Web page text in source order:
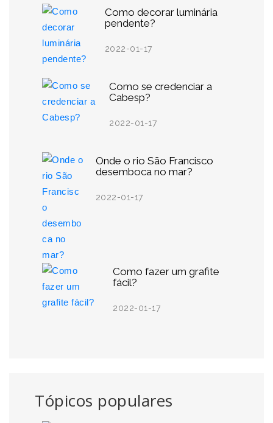
Como decorar luminária
pendente?
2022-01-17
Como se credenciar a
Cabesp?
2022-01-17
Onde o rio São Francisco
desemboca no mar?
2022-01-17
Como fazer um grafite
fácil?
2022-01-17
Tópicos populares